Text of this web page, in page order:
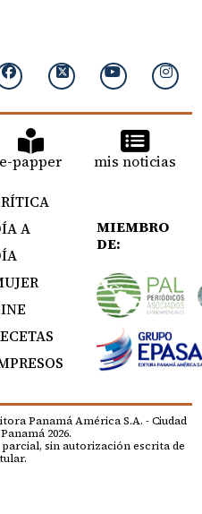
e-papper mis noticias
A
MIEMBRO
DE:
Panamá América S.A. - Ciudad
2026.
sin autorización escrita de